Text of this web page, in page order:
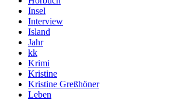
Insel
Interview
Island
Jahr
kk
Krimi
Kristine
Kristine Greßhöner
Leben